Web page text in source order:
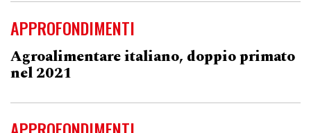
APPROFONDIMENTI
Agroalimentare italiano, doppio primato
nel 2021